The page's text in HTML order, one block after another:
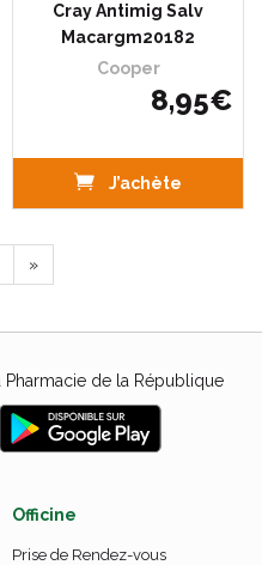
Cray Antimig Salv
Macargm20182
Cooper
8,95€
J’achète
»
de la République
Officine
Prise de Rendez-vous